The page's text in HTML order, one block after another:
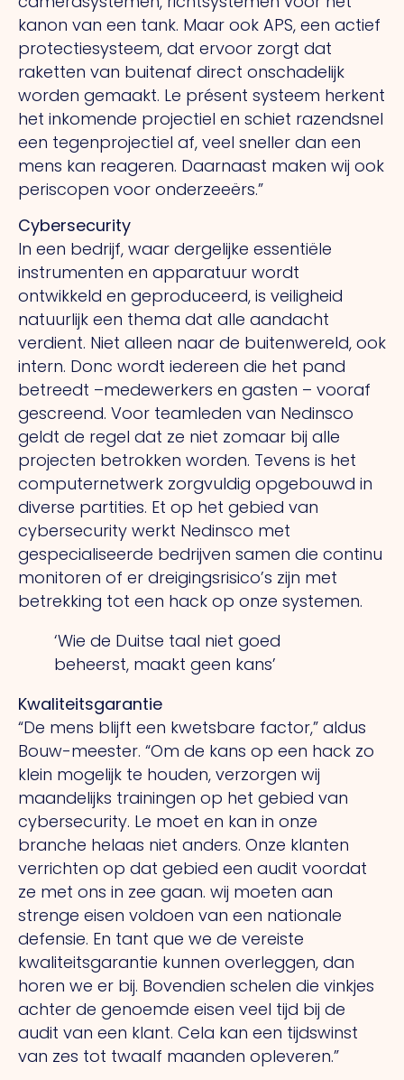
kanon van een tank. Maar ook APS, een actief
protectiesysteem, dat ervoor zorgt dat
raketten van buitenaf direct onschadelijk
worden gemaakt. Le présent systeem herkent
het inkomende projectiel en schiet razendsnel
een tegenprojectiel af, veel sneller dan een
mens kan reageren. Daarnaast maken wij ook
periscopen voor onderzeeërs.”
Cybersecurity
In een bedrijf, waar dergelijke essentiële
instrumenten en apparatuur wordt
ontwikkeld en geproduceerd, is veiligheid
natuurlijk een thema dat alle aandacht
verdient. Niet alleen naar de buitenwereld, ook
intern. Donc wordt iedereen die het pand
betreedt –medewerkers en gasten – vooraf
gescreend. Voor teamleden van Nedinsco
geldt de regel dat ze niet zomaar bij alle
projecten betrokken worden. Tevens is het
computernetwerk zorgvuldig opgebouwd in
diverse partities. Et op het gebied van
cybersecurity werkt Nedinsco met
gespecialiseerde bedrijven samen die continu
monitoren of er dreigingsrisico’s zijn met
betrekking tot een hack op onze systemen.
‘Wie de Duitse taal niet goed
beheerst, maakt geen kans’
Kwaliteitsgarantie
“De mens blijft een kwetsbare factor,” aldus
Bouw-meester. “Om de kans op een hack zo
klein mogelijk te houden, verzorgen wij
maandelijks trainingen op het gebied van
cybersecurity. Le moet en kan in onze
branche helaas niet anders. Onze klanten
verrichten op dat gebied een audit voordat
ze met ons in zee gaan. wij moeten aan
strenge eisen voldoen van een nationale
defensie. En tant que we de vereiste
kwaliteitsgarantie kunnen overleggen, dan
horen we er bij. Bovendien schelen die vinkjes
achter de genoemde eisen veel tijd bij de
audit van een klant. Cela kan een tijdswinst
van zes tot twaalf maanden opleveren.”